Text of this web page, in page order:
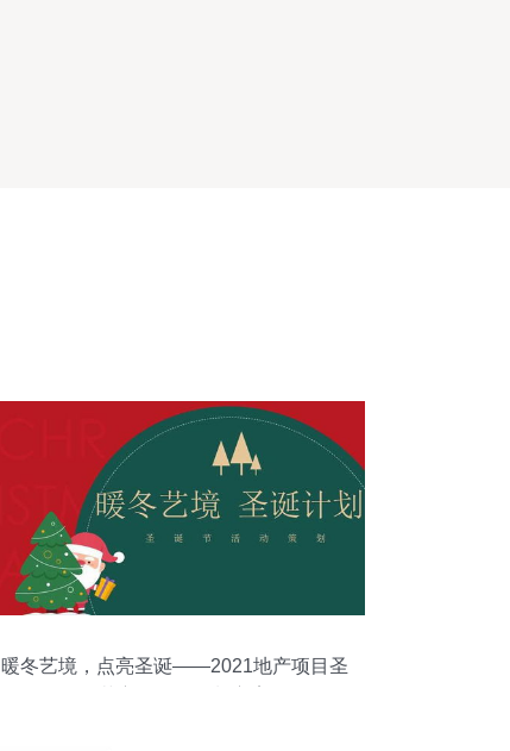
暖冬艺境，点亮圣诞——2021地产项目圣